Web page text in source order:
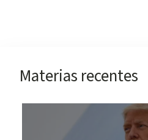
Materias recentes